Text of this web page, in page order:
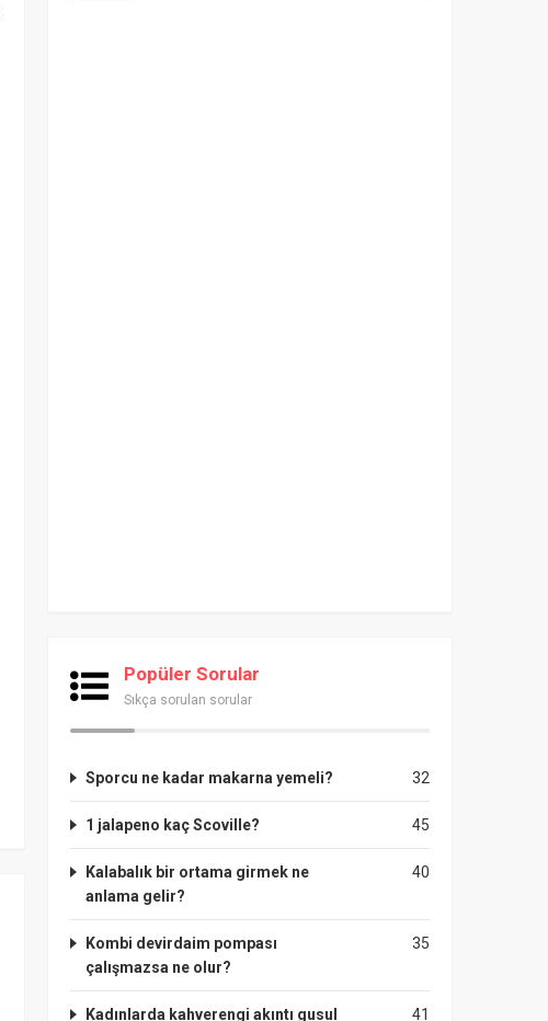
Popüler Sorular
Sıkça sorulan sorular
32
Sporcu ne kadar makarna yemeli?
45
1 jalapeno kaç Scoville?
40
Kalabalık bir ortama girmek ne
anlama gelir?
35
Kombi devirdaim pompası
çalışmazsa ne olur?
41
Kadınlarda kahverengi akıntı gusul